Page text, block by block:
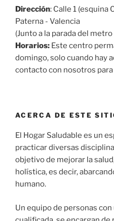
Dirección: Calle 1 (esquina
Paterna - Valencia
(Junto a la parada del metro
Horarios: Este centro
domingo, solo cuando hay
contacto con nosotros
ACERCA DE ESTE
El Hogar Saludable es un
practicar diversas
objetivo de mejorar la
holística, es decir,
humano.
Un equipo de personas